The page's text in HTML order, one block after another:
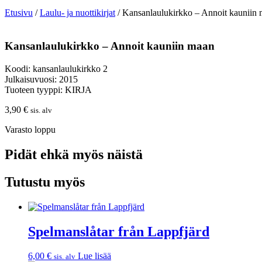
Etusivu /Laulu- ja nuottikirjat/ Kansanlaulukirkko – Annoit kauniin
Kansanlaulukirkko – Annoit kauniin maan
Koodi: kansanlaulukirkko 2
Julkaisuvuosi: 2015
Tuoteen tyyppi: KIRJA
3,90 € sis. alv
Varasto loppu
Pidät ehkä myös näistä
Tutustu myös
Spelmanslåtar från Lappfjärd
6,00 € sis. alv Lue lisää